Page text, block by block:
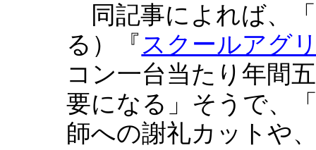
同記事によれば、
る）『 スクールアグ
コン一台当たり年間
要になる」そうで、
師への謝礼カットや